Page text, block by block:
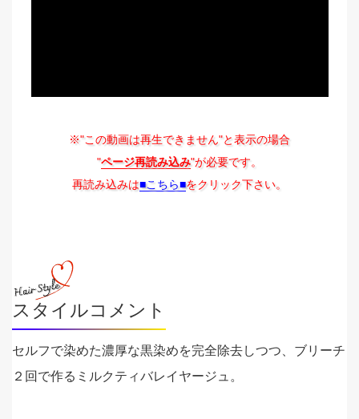
※"この動画は再生できません"と表示の場合
"ページ再読み込み"が必要です。
再読み込みは■こちら■をクリック下さい。
スタイルコメント
セルフで染めた濃厚な黒染めを完全除去しつつ、ブリーチ
２回で作るミルクティバレイヤージュ。